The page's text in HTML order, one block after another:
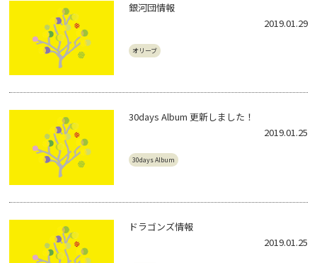
銀河団情報
2019.01.29
オリーブ
30days Album 更新しました！
2019.01.25
30days Album
ドラゴンズ情報
2019.01.25